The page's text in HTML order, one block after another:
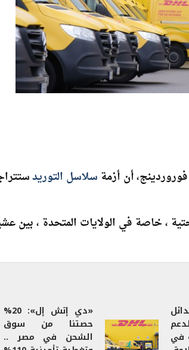
أن أزمة
، خاصة في الولايات المتحدة ، بين عشية
في
حصتنا من سوق
الشحن في مصر ..
وتغطية تأمينية 110%
ضد المخاطر